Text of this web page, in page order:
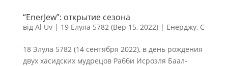
“EnerJew”: открытие сезона
від Al Uv| 19 Елула 5782 (Вер 15, 2022)| Енерджу, С
18 Элула 5782 (14 сентября 2022), в день рождения
двух хасидских мудрецов Рабби Исроэля Баал-